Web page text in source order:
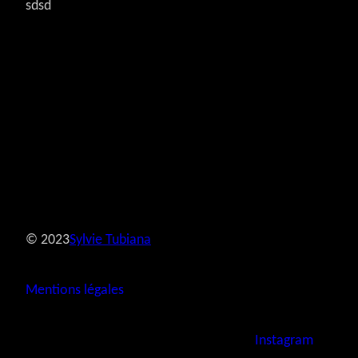
sdsd
© 2023Sylvie Tubiana
Mentions légales
Instagram